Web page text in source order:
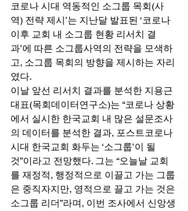
코로나 시대 역동적인 소그룹 목회(사
역) 전략 제시’는 지난달 발표된 ‘코로나
이후 교회 내 소그룹 현황 리서치 결
과’에 따른 소그룹사역의 전략을 모색하
고, 소그룹 목회의 방향을 제시하는 자리
였다.
이날 앞선 리서치 결과를 분석한 지용근
대표(목회데이터연구소)는 “코로나 상황
에서 실시한 한국교회 내 많은 설문조사
의 데이터를 분석한 결과, 포스트코로나
시대 한국교회 화두는 ‘소그룹’이 될
것”이라고 전망했다. 그는 “오늘날 교회
를 재정적, 행정적으로 이끌고 가는 그룹
은 중직자지만, 영적으로 끌고 가는 것은
소그룹 리더”라며, 이번 조사에서 신앙생